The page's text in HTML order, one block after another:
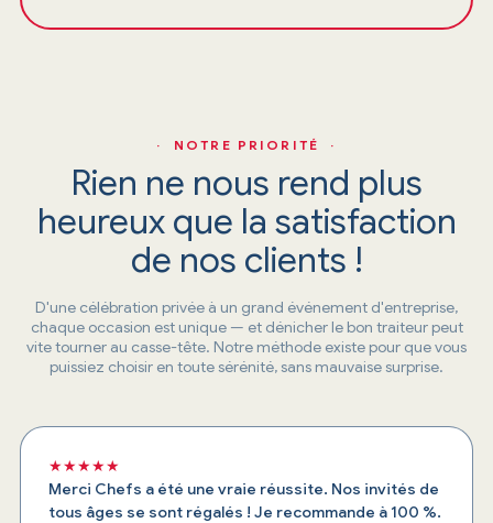
· NOTRE PRIORITÉ ·
Rien ne nous rend plus
heureux que la satisfaction
de nos clients !
D'une célébration privée à un grand événement d'entreprise,
chaque occasion est unique — et dénicher le bon traiteur peut
vite tourner au casse-tête. Notre méthode existe pour que vous
puissiez choisir en toute sérénité, sans mauvaise surprise.
★★★★★
Merci Chefs a été une vraie réussite. Nos invités de
tous âges se sont régalés ! Je recommande à 100 %.